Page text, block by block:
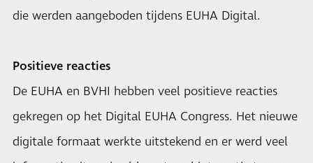
die werden aangeboden tijdens EUHA Digital.
Positieve reacties
De EUHA en BVHI hebben veel positieve reacties
gekregen op het Digital EUHA Congress. Het nieuwe
digitale formaat werkte uitstekend en er werd veel